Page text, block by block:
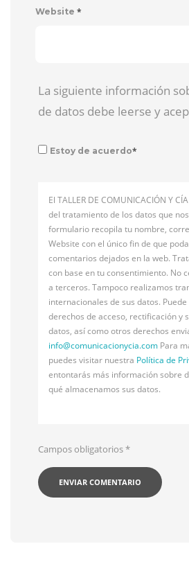
Website *
La siguiente información
de datos debe leerse y
Estoy de acuerdo*
El TALLER DE COMUNICACIÓN Y
del tratamiento de los datos que
formulario recopila tu nombre,
Website con el único fin de que
comentarios dejados en la web.
con base en tu consentimiento. No
a terceros. Tampoco realizamos
internacionales de sus datos.
derechos de acceso, rectificación y
datos, así como otros derechos
info@comunicacionycia.com Para
puedes visitar nuestra Política de
entontarás más información sobre
qué almacenamos sus datos.
Campos obligatorios*